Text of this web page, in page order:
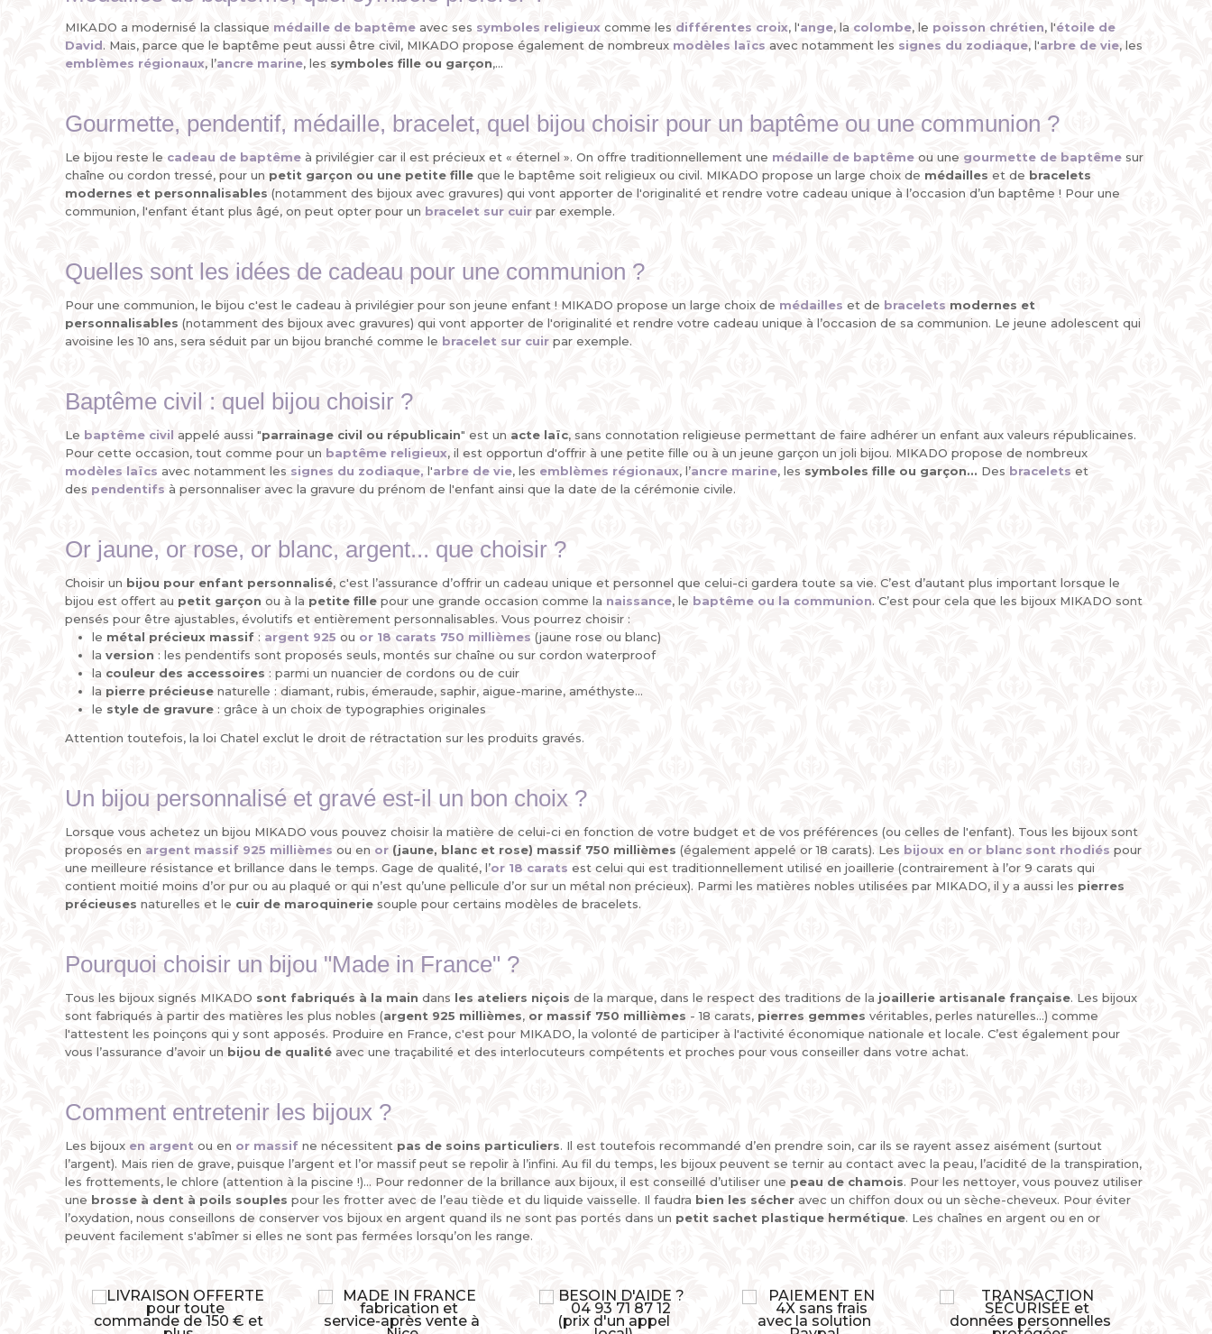
MIKADO a modernisé la classique médaille de baptême avec ses symboles religieux comme les différentes croix, l'ange, la colombe, le poisson chrétien, l'étoile de
David. Mais, parce que le baptême peut aussi être civil, MIKADO propose également de nombreux modèles laïcs avec notamment les signes du zodiaque, l'arbre de vie, les
emblèmes régionaux, l’ancre marine, les symboles fille ou garçon,...
Gourmette, pendentif, médaille, bracelet, quel bijou choisir pour un baptême ou une communion ?
Le bijou reste le cadeau de baptême à privilégier car il est précieux et « éternel ». On offre traditionnellement une médaille de baptême ou une gourmette de baptême sur
chaîne ou cordon tressé, pour un petit garçon ou une petite fille que le baptême soit religieux ou civil. MIKADO propose un large choix de médailles et de bracelets
modernes et personnalisables (notamment des bijoux avec gravures) qui vont apporter de l'originalité et rendre votre cadeau unique à l’occasion d’un baptême ! Pour une
communion, l'enfant étant plus âgé, on peut opter pour un bracelet sur cuir par exemple.
Quelles sont les idées de cadeau pour une communion ?
Pour une communion, le bijou c'est le cadeau à privilégier pour son jeune enfant ! MIKADO propose un large choix de médailles et de bracelets modernes et
personnalisables (notamment des bijoux avec gravures) qui vont apporter de l'originalité et rendre votre cadeau unique à l’occasion de sa communion. Le jeune adolescent qui
avoisine les 10 ans, sera séduit par un bijou branché comme le bracelet sur cuir par exemple.
Baptême civil : quel bijou choisir ?
Le baptême civil appelé aussi "parrainage civil ou républicain" est un acte laïc, sans connotation religieuse permettant de faire adhérer un enfant aux valeurs républicaines.
Pour cette occasion, tout comme pour un baptême religieux, il est opportun d'offrir à une petite fille ou à un jeune garçon un joli bijou. MIKADO propose de nombreux
modèles laïcs avec notamment les signes du zodiaque, l'arbre de vie, les emblèmes régionaux, l’ancre marine, les symboles fille ou garçon... Des bracelets et
des pendentifs à personnaliser avec la gravure du prénom de l'enfant ainsi que la date de la cérémonie civile.
Or jaune, or rose, or blanc, argent... que choisir ?
Choisir un bijou pour enfant personnalisé, c'est l’assurance d’offrir un cadeau unique et personnel que celui-ci gardera toute sa vie. C’est d’autant plus important lorsque le
bijou est offert au petit garçon ou à la petite fille pour une grande occasion comme la naissance, le baptême ou la communion. C’est pour cela que les bijoux MIKADO sont
pensés pour être ajustables, évolutifs et entièrement personnalisables. Vous pourrez choisir :
le métal précieux massif : argent 925 ou or 18 carats 750 millièmes (jaune rose ou blanc)
la version : les pendentifs sont proposés seuls, montés sur chaîne ou sur cordon waterproof
la couleur des accessoires : parmi un nuancier de cordons ou de cuir
la pierre précieuse naturelle : diamant, rubis, émeraude, saphir, aigue-marine, améthyste...
le style de gravure : grâce à un choix de typographies originales
Attention toutefois, la loi Chatel exclut le droit de rétractation sur les produits gravés.
Un bijou personnalisé et gravé est-il un bon choix ?
Lorsque vous achetez un bijou MIKADO vous pouvez choisir la matière de celui-ci en fonction de votre budget et de vos préférences (ou celles de l'enfant). Tous les bijoux sont
proposés en argent massif 925 millièmes ou en or (jaune, blanc et rose) massif 750 millièmes (également appelé or 18 carats). Les bijoux en or blanc sont rhodiés pour
une meilleure résistance et brillance dans le temps. Gage de qualité, l’or 18 carats est celui qui est traditionnellement utilisé en joaillerie (contrairement à l’or 9 carats qui
contient moitié moins d’or pur ou au plaqué or qui n’est qu’une pellicule d’or sur un métal non précieux). Parmi les matières nobles utilisées par MIKADO, il y a aussi les pierres
précieuses naturelles et le cuir de maroquinerie souple pour certains modèles de bracelets.
Pourquoi choisir un bijou "Made in France" ?
Tous les bijoux signés MIKADO sont fabriqués à la main dans les ateliers niçois de la marque, dans le respect des traditions de la joaillerie artisanale française. Les bijoux
sont fabriqués à partir des matières les plus nobles (argent 925 millièmes, or massif 750 millièmes - 18 carats, pierres gemmes véritables, perles naturelles...) comme
l'attestent les poinçons qui y sont apposés. Produire en France, c'est pour MIKADO, la volonté de participer à l'activité économique nationale et locale. C’est également pour
vous l’assurance d’avoir un bijou de qualité avec une traçabilité et des interlocuteurs compétents et proches pour vous conseiller dans votre achat.
Comment entretenir les bijoux ?
Les bijoux en argent ou en or massif ne nécessitent pas de soins particuliers. Il est toutefois recommandé d’en prendre soin, car ils se rayent assez aisément (surtout
l’argent). Mais rien de grave, puisque l’argent et l’or massif peut se repolir à l’infini. Au fil du temps, les bijoux peuvent se ternir au contact avec la peau, l’acidité de la transpiration,
les frottements, le chlore (attention à la piscine !)... Pour redonner de la brillance aux bijoux, il est conseillé d’utiliser une peau de chamois. Pour les nettoyer, vous pouvez utiliser
une brosse à dent à poils souples pour les frotter avec de l’eau tiède et du liquide vaisselle. Il faudra bien les sécher avec un chiffon doux ou un sèche-cheveux. Pour éviter
l’oxydation, nous conseillons de conserver vos bijoux en argent quand ils ne sont pas portés dans un petit sachet plastique hermétique. Les chaînes en argent ou en or
peuvent facilement s'abîmer si elles ne sont pas fermées lorsqu’on les range.